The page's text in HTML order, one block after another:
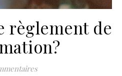
règlement de